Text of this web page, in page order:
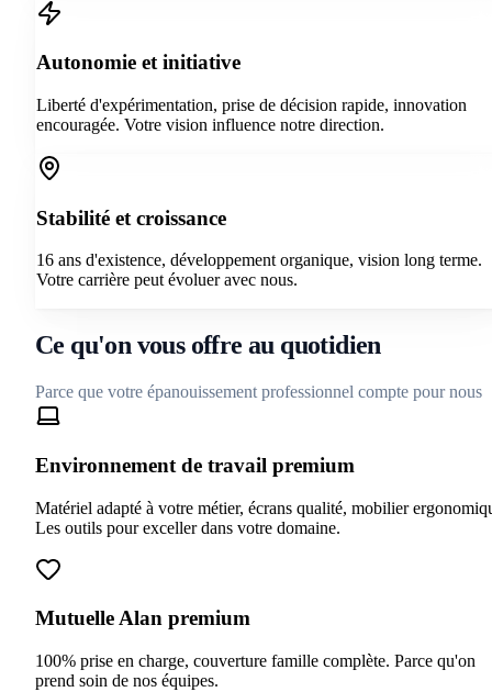
Autonomie et initiative
Liberté d'expérimentation, prise de décision rapide, innovation
encouragée. Votre vision influence notre direction.
Stabilité et croissance
16 ans d'existence, développement organique, vision long terme.
Votre carrière peut évoluer avec nous.
Ce qu'on vous offre au quotidien
Parce que votre épanouissement professionnel compte pour nous
Environnement de travail premium
Matériel adapté à votre métier, écrans qualité, mobilier
Les outils pour exceller dans votre domaine.
Mutuelle Alan premium
100% prise en charge, couverture famille complète. Parce qu'on
prend soin de nos équipes.